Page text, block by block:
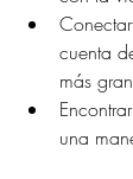
cuenta
más
una